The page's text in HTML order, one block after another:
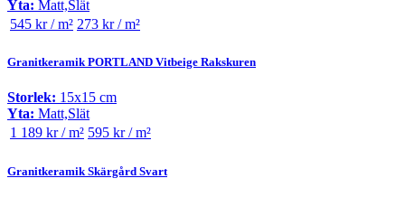
Yta: Matt,Slät
545 kr / m² 273 kr / m²
Granitkeramik PORTLAND Vitbeige Rakskuren
Storlek: 15x15 cm
Yta: Matt,Slät
1 189 kr / m² 595 kr / m²
Granitkeramik Skärgård Svart